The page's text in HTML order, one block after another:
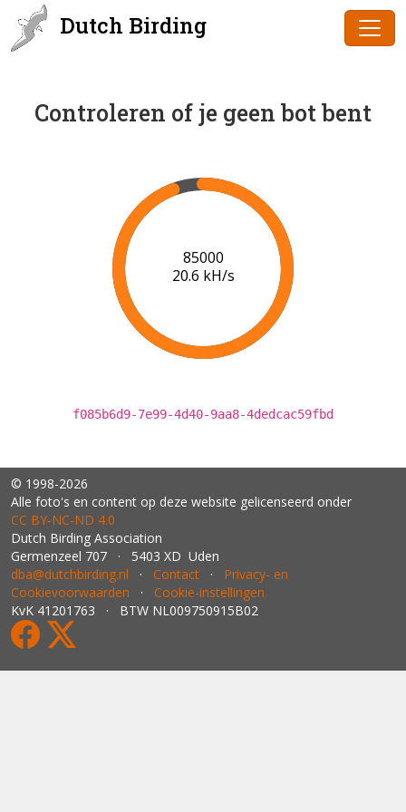
Dutch Birding
Controleren of je geen bot bent
87000
20.7 kH/s
f085b6d9-7e99-4d40-9aa8-4dedcac59fbd
© 1998-2026
Alle foto's en content op deze website gelicenseerd onder
CC BY‑NC‑ND 4.0
Dutch Birding Association
Germenzeel 707 · 5403 XD Uden
dba@dutchbirding.nl · Contact · Privacy- en
Cookievoorwaarden · Cookie-instellingen
KvK 41201763 · BTW NL009750915B02